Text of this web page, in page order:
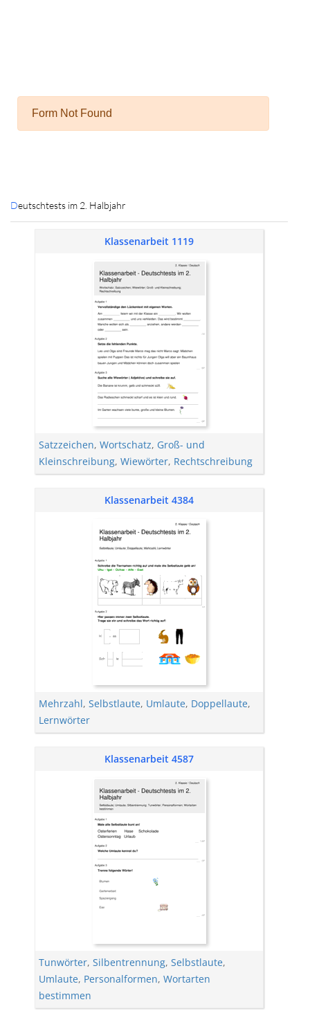
Deutschtests im 2. Halbjahr
Klassenarbeit 1119
Satzzeichen, Wortschatz, Groß- und
Kleinschreibung, Wiewörter, Rechtschreibung
Klassenarbeit 4384
Mehrzahl, Selbstlaute, Umlaute, Doppellaute,
Lernwörter
Klassenarbeit 4587
Tunwörter, Silbentrennung, Selbstlaute,
Umlaute, Personalformen, Wortarten
bestimmen